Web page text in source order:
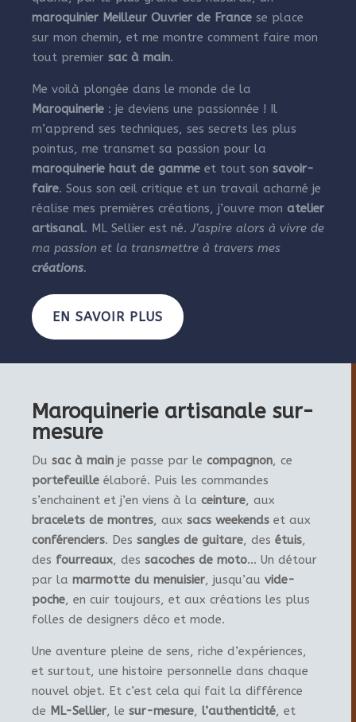
maroquinier Meilleur Ouvrier de France se place
sur mon chemin, et me montre comment faire mon
tout premier sac à main.
Me voilà plongée dans le monde de la
Maroquinerie : je deviens une passionnée ! Il
m’apprend ses techniques, ses secrets les plus
pointus, me transmet sa passion pour la
maroquinerie haut de gamme et tout son savoir-
faire. Sous son œil critique et un travail acharné je
réalise mes premières créations, j’ouvre mon atelier
artisanal. ML Sellier est né. J’aspire alors à vivre de
ma passion et la transmettre à travers mes
créations.
EN SAVOIR PLUS
Maroquinerie artisanale sur-
mesure
Du sac à main je passe par le compagnon, ce
portefeuille élaboré. Puis les commandes
s’enchainent et j’en viens à la ceinture, aux
bracelets de montres, aux sacs weekends et aux
conférenciers. Des sangles de guitare, des étuis,
des fourreaux, des sacoches de moto… Un détour
par la marmotte du menuisier, jusqu’au vide-
poche, en cuir toujours, et aux créations les plus
folles de designers déco et mode.
Une aventure pleine de sens, riche d’expériences,
et surtout, une histoire personnelle dans chaque
nouvel objet. Et c’est cela qui fait la différence
de ML-Sellier, le sur-mesure, l’authenticité, et